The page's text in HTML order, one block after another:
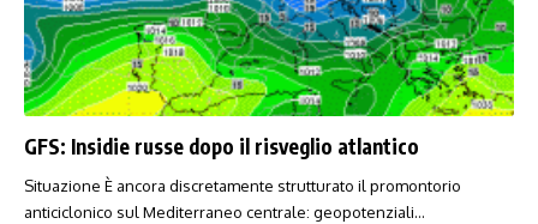
GFS: Insidie russe dopo il risveglio atlantico
Situazione È ancora discretamente strutturato il promontorio
anticiclonico sul Mediterraneo centrale: geopotenziali…